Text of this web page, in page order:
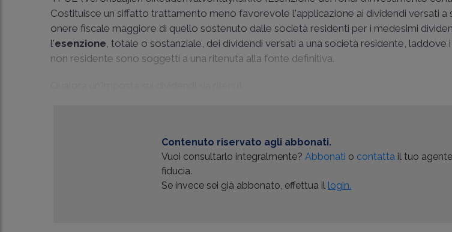
Costituisce un siffatto trattamento meno favorevole l'applicazione ai dividendi versati a
onere fiscale maggiore di quello sostenuto dalle società residenti per i medesimi
l'esenzione, totale o sostanziale, dei dividendi versati a una società residente, laddove
non residente sono soggetti a una ritenuta alla fonte definitiva.
Contenuto riservato agli abbonati.
Vuoi consultarlo integralmente?Abbonati o contatta il tuo
fiducia.
Se invece sei già abbonato, effettua il login.